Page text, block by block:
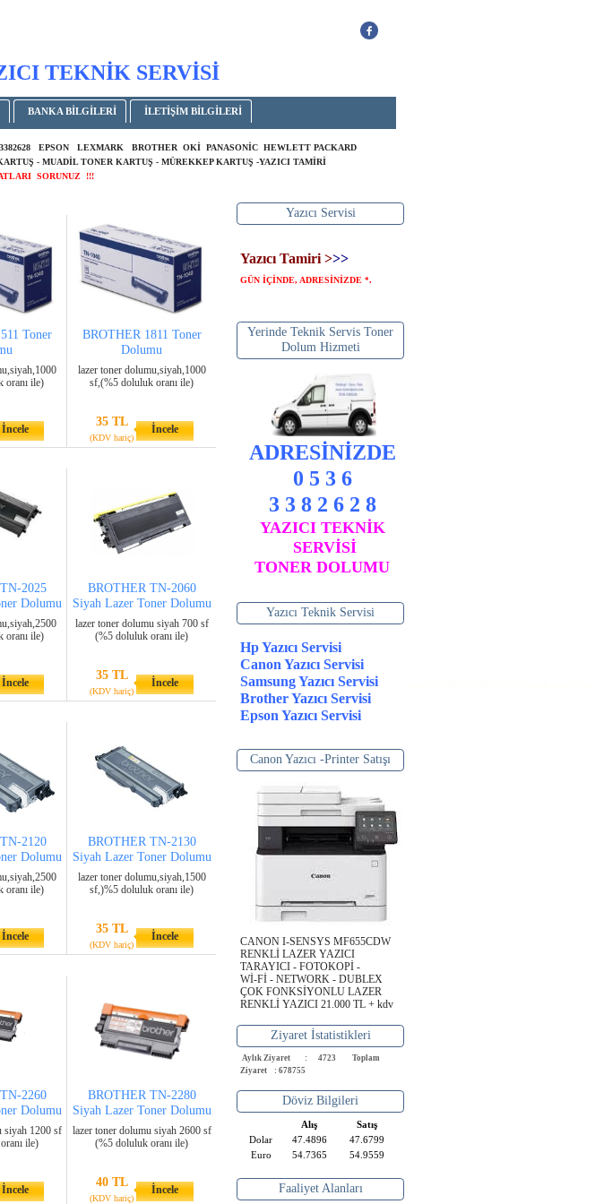
TEKNİK SERVİSİ
BANKA BİLGİLERİ İLETİŞİM BİLGİLERİ
EPSON LEXMARK BROTHER OKİ PANASONİC HEWLETT PACKARD
- MUADİL TONER KARTUŞ - MÜREKKEP KARTUŞ -YAZICI TAMİRİ
SORUNUZ !!!
Toner
oranı ile)
İncele
BROTHER 1811 Toner
Dolumu
lazer toner dolumu,siyah,1000
sf,(%5 doluluk oranı ile)
35 TL
(KDV hariç)
İncele
2025
Dolumu
oranı ile)
İncele
BROTHER TN-2060
Siyah Lazer Toner Dolumu
lazer toner dolumu siyah 700 sf
(%5 doluluk oranı ile)
35 TL
(KDV hariç)
İncele
2120
Dolumu
oranı ile)
İncele
BROTHER TN-2130
Siyah Lazer Toner Dolumu
lazer toner dolumu,siyah,1500
sf,)%5 doluluk oranı ile)
35 TL
(KDV hariç)
İncele
2260
Dolumu
siyah 1200 sf
ile)
İncele
BROTHER TN-2280
Siyah Lazer Toner Dolumu
lazer toner dolumu siyah 2600 sf
(%5 doluluk oranı ile)
40 TL
(KDV hariç)
İncele
Yazıcı Servisi
Yazıcı Tamiri >>>
GÜN İÇİNDE, ADRESİNİZDE *.
Yerinde Teknik Servis Toner
Dolum Hizmeti
ADRESİNİZDE
0 5 3 6
3 3 8 2 6 2 8
YAZICI TEKNİK
SERVİSİ
TONER DOLUMU
Yazıcı Teknik Servisi
Hp Yazıcı Servisi
Canon Yazıcı Servisi
Samsung Yazıcı Servisi
Brother Yazıcı Servisi
Epson Yazıcı Servisi
Canon Yazıcı -Printer Satışı
CANON I-SENSYS MF655CDW
RENKLİ LAZER YAZICI
TARAYICI - FOTOKOPİ -
Wİ-Fİ - NETWORK - DUBLEX
ÇOK FONKSİYONLU LAZER
RENKLİ YAZICI 21.000 TL + kdv
Ziyaret İstatistikleri
Aylık Ziyaret : 4723
Toplam
Ziyaret : 678755
Döviz Bilgileri
Alış
Satış
Dolar
47.4896
47.6799
Euro
54.7365 54.9559
Faaliyet Alanları